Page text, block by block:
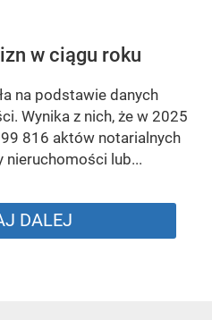
w ciągu roku
na podstawie danych
Wynika z nich, że w 2025
816 aktów notarialnych
nieruchomości lub...
DALEJ